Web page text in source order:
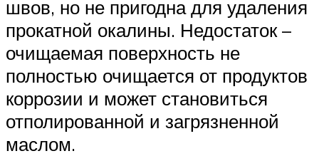
швов, но не пригодна для удаления
прокатной окалины. Недостаток –
очищаемая поверхность не
полностью очищается от продуктов
коррозии и может становиться
отполированной и загрязненной
маслом.